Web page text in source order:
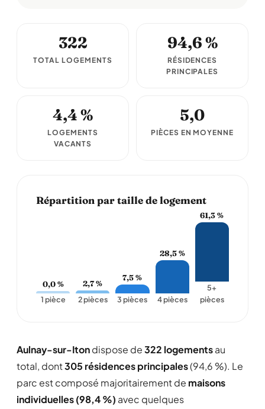
322
TOTAL LOGEMENTS
94,6 %
RÉSIDENCES
PRINCIPALES
4,4 %
LOGEMENTS
VACANTS
5,0
PIÈCES EN MOYENNE
Répartition par taille de logement
0,0 %
1 pièce
2,7 %
2 pièces
7,5 %
3 pièces
28,5 %
4 pièces
61,3 %
5+
pièces
Aulnay-sur-Itondispose de322 logementsau
total, dont305 résidences principales(94,6 %). Le
parc est composé majoritairement de maisons
individuelles (98,4 %) avec quelques